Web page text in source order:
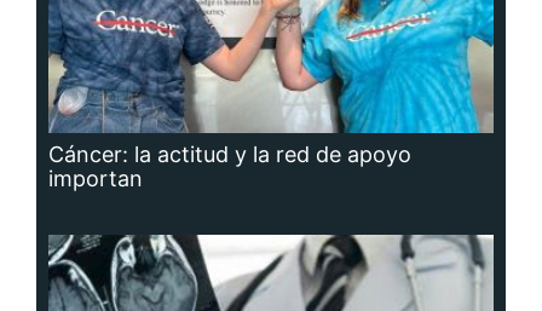
Cáncer: la actitud y la red de apoyo
importan